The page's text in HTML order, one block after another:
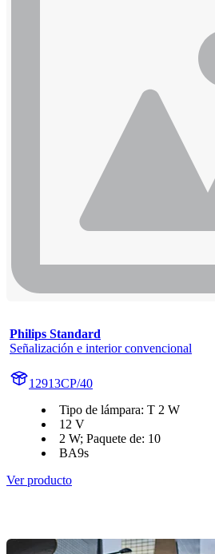
Philips Standard
Señalización e interior convencional
12913CP/40
Tipo de lámpara: T 2 W
12 V
2 W; Paquete de: 10
BA9s
Ver producto